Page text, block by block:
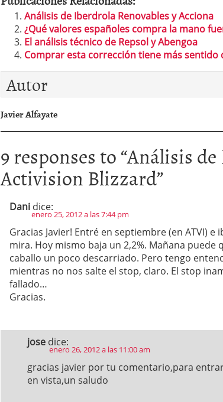
Análisis de Iberdrola Renovables y Acciona
¿Qué valores españoles compra la mano
El análisis técnico de Repsol y Abengoa
Comprar esta corrección tiene más sentido
Autor
Javier Alfayate
9 responses to “Análisis de
Activision Blizzard”
Dani dice:
enero 25, 2012 a las 7:44 pm
Gracias Javier! Entré en septiembre (en ATVI)
mira. Hoy mismo baja un 2,2%. Mañana puede
caballo un poco descarriado. Pero tengo
mientras no nos salte el stop, claro. El stop
fallado…
Gracias.
jose dice:
enero 26, 2012 a las 11:00 am
gracias javier por tu comentario,para
en vista,un saludo